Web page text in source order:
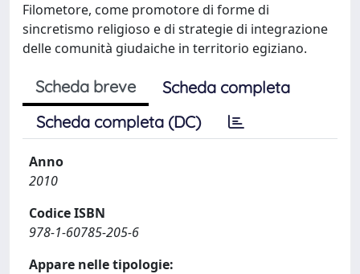
Filometore, come promotore di forme di
sincretismo religioso e di strategie di integrazione
delle comunità giudaiche in territorio egiziano.
Scheda breve
Scheda completa
Scheda completa (DC)
Anno
2010
Codice ISBN
978-1-60785-205-6
Appare nelle tipologie: